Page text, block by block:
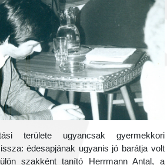
területe ugyancsak gyermekkori
édesapjának ugyanis jó barátja volt
szakként tanító Herrmann Antal, a